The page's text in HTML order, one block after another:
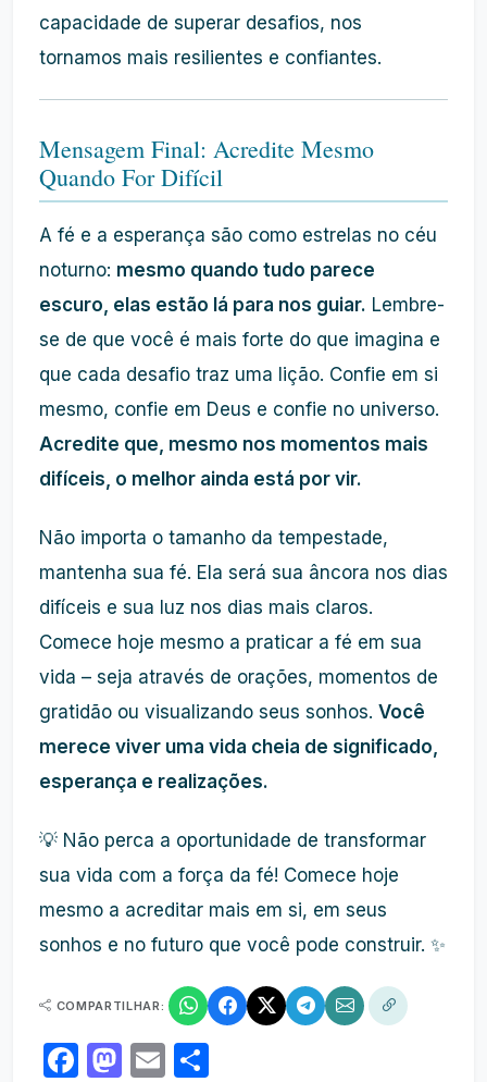
capacidade de superar desafios, nos
tornamos mais resilientes e confiantes.
Mensagem Final: Acredite Mesmo
Quando For Difícil
A fé e a esperança são como estrelas no céu
noturno: mesmo quando tudo parece
escuro, elas estão lá para nos guiar. Lembre-
se de que você é mais forte do que imagina e
que cada desafio traz uma lição. Confie em si
mesmo, confie em Deus e confie no universo.
Acredite que, mesmo nos momentos mais
difíceis, o melhor ainda está por vir.
Não importa o tamanho da tempestade,
mantenha sua fé. Ela será sua âncora nos dias
difíceis e sua luz nos dias mais claros.
Comece hoje mesmo a praticar a fé em sua
vida – seja através de orações, momentos de
gratidão ou visualizando seus sonhos. Você
merece viver uma vida cheia de significado,
esperança e realizações.
💡 Não perca a oportunidade de transformar
sua vida com a força da fé! Comece hoje
mesmo a acreditar mais em si, em seus
sonhos e no futuro que você pode construir. ✨
COMPARTILHAR:
Facebook
Mastodon
Email